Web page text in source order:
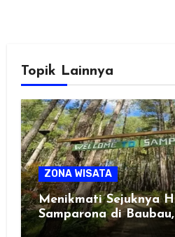
Topik Lainnya
ZONA WISATA
Menikmati Sejuknya
Samparona di
Healing Favorit!